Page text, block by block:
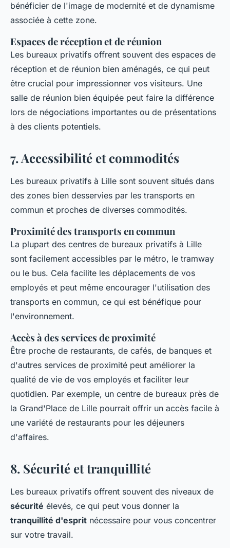
bénéficier de l'image de modernité et de dynamisme
associée à cette zone.
Espaces de réception et de réunion
Les bureaux privatifs offrent souvent des espaces de
réception et de réunion bien aménagés, ce qui peut
être crucial pour impressionner vos visiteurs. Une
salle de réunion bien équipée peut faire la différence
lors de négociations importantes ou de présentations
à des clients potentiels.
7. Accessibilité et commodités
Les bureaux privatifs à Lille sont souvent situés dans
des zones bien desservies par les transports en
commun et proches de diverses commodités.
Proximité des transports en commun
La plupart des centres de bureaux privatifs à Lille
sont facilement accessibles par le métro, le tramway
ou le bus. Cela facilite les déplacements de vos
employés et peut même encourager l'utilisation des
transports en commun, ce qui est bénéfique pour
l'environnement.
Accès à des services de proximité
Être proche de restaurants, de cafés, de banques et
d'autres services de proximité peut améliorer la
qualité de vie de vos employés et faciliter leur
quotidien. Par exemple, un centre de bureaux près de
la Grand'Place de Lille pourrait offrir un accès facile à
une variété de restaurants pour les déjeuners
d'affaires.
8. Sécurité et tranquillité
Les bureaux privatifs offrent souvent des niveaux de
sécurité élevés, ce qui peut vous donner la
tranquillité d'esprit nécessaire pour vous concentrer
sur votre travail.